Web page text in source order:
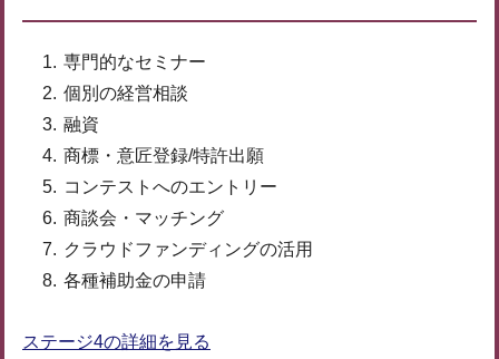
専門的なセミナー
個別の経営相談
融資
商標・意匠登録/特許出願
コンテストへのエントリー
商談会・マッチング
クラウドファンディングの活用
各種補助金の申請
ステージ4の詳細を見る